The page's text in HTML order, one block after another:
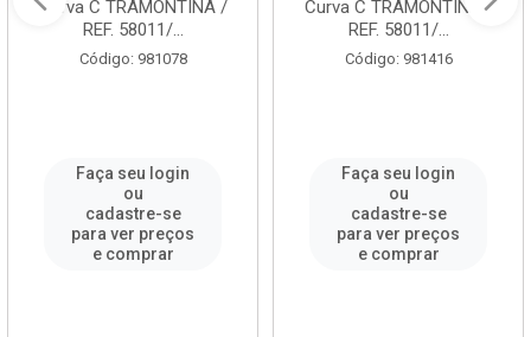
Curva C TRAMONTINA /
REF. 58011/...
Código: 981078
Faça seu login
ou
cadastre-se
para ver preços
e comprar
Curva C TRAMONTINA /
REF. 58011/...
Código: 981416
Faça seu login
ou
cadastre-se
para ver preços
e comprar